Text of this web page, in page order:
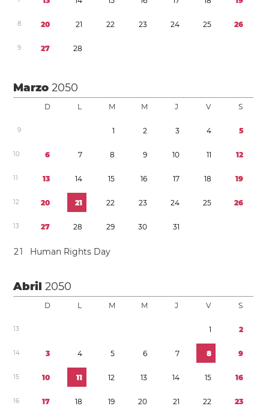
8 20 21 22 23 24 25 26
9 27 28
Marzo2050
D L M M J V S
9 1 2 3 4 5
10 6 7 8 9 10 11 12
11 13 14 15 16 17 18 19
12 20 21 22 23 24 25 26
13 27 28 29 30 31
21 Human Rights Day
Abril2050
D L M M J V S
13 1 2
14 3 4 5 6 7 8 9
15 10 11 12 13 14 15 16
16 17 18 19 20 21 22 23